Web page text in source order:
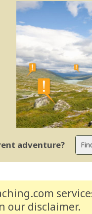
adventure?
our disclaimer.